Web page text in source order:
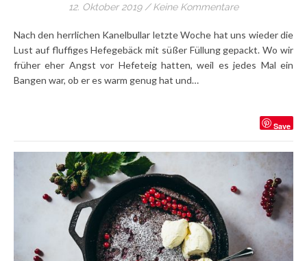
12. Oktober 2019 / Keine Kommentare
Nach den herrlichen Kanelbullar letzte Woche hat uns wieder die
Lust auf fluffiges Hefegebäck mit süßer Füllung gepackt. Wo wir
früher eher Angst vor Hefeteig hatten, weil es jedes Mal ein
Bangen war, ob er es warm genug hat und…
Save